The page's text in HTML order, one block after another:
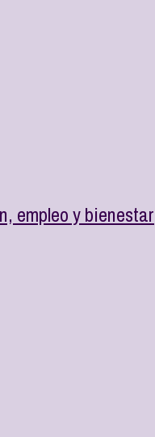
empleo y bienestar